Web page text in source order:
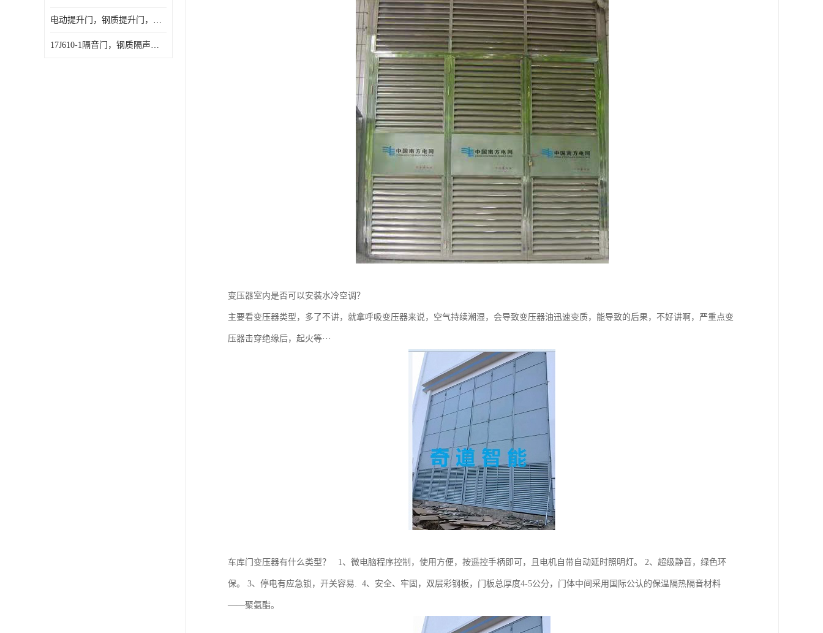
电动提升门，钢质提升门，工业滑升门，安徽滑升门厂家
17J610-1隔音门，钢质隔声大门，机房隔音门
变压器室内是否可以安装水冷空调？
主要看变压器类型，多了不讲，就拿呼吸变压器来说，空气持续潮湿，会导致变压器油迅速变质，能导致的后果，不好讲啊，严重点变
压器击穿绝缘后，起火等···
车库门变压器有什么类型？ 1、微电脑程序控制，使用方便，按遥控手柄即可，且电机自带自动延时照明灯。 2、超级静音，绿色环
保。 3、停电有应急锁，开关容易. 4、安全、牢固，双层彩钢板，门板总厚度4-5公分，门体中间采用国际公认的保温隔热隔音材料
——聚氨酯。